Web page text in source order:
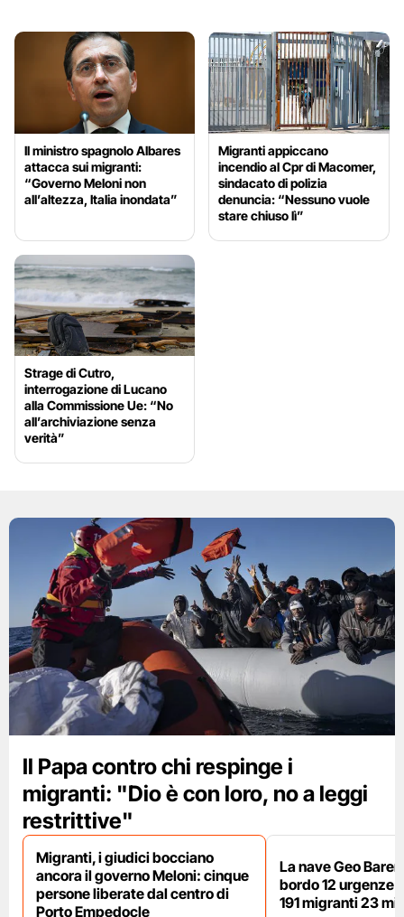
Il ministro spagnolo Albares
attacca sui migranti:
“Governo Meloni non
all’altezza, Italia inondata”
Migranti appiccano
incendio al Cpr di Macomer,
sindacato di polizia
denuncia: “Nessuno vuole
stare chiuso lì”
Strage di Cutro,
interrogazione di Lucano
alla Commissione Ue: “No
all’archiviazione senza
verità”
Il Papa contro chi respinge i
migranti: "Dio è con loro, no a leggi
restrittive"
Migranti, i giudici bocciano
ancora il governo Meloni: cinque
persone liberate dal centro di
Porto Empedocle
La nave Geo
bordo 12 urgenze
191 migranti 23